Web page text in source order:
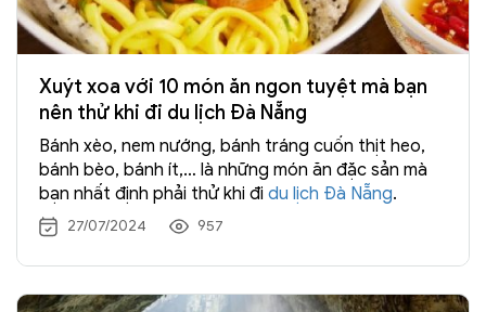
Xuýt xoa với 10 món ăn ngon tuyệt mà bạn
nên thử khi đi du lịch Đà Nẵng
Bánh xèo, nem nướng, bánh tráng cuốn thịt heo,
bánh bèo, bánh ít,… là những món ăn đặc sản mà
bạn nhất định phải thử khi đi du lịch Đà Nẵng.
27/07/2024 957